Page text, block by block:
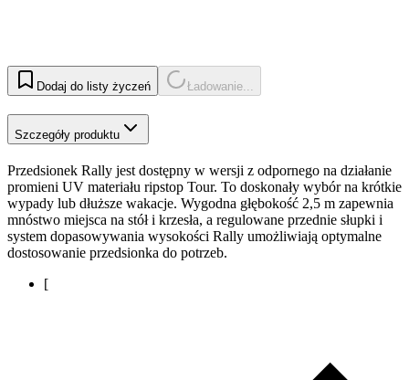
Dodaj do listy życzeń Ładowanie...
Szczegóły produktu
Przedsionek Rally jest dostępny w wersji z odpornego na działanie
promieni UV materiału ripstop Tour. To doskonały wybór na krótkie
wypady lub dłuższe wakacje. Wygodna głębokość 2,5 m zapewnia
mnóstwo miejsca na stół i krzesła, a regulowane przednie słupki i
system dopasowywania wysokości Rally umożliwiają optymalne
dostosowanie przedsionka do potrzeb.
[